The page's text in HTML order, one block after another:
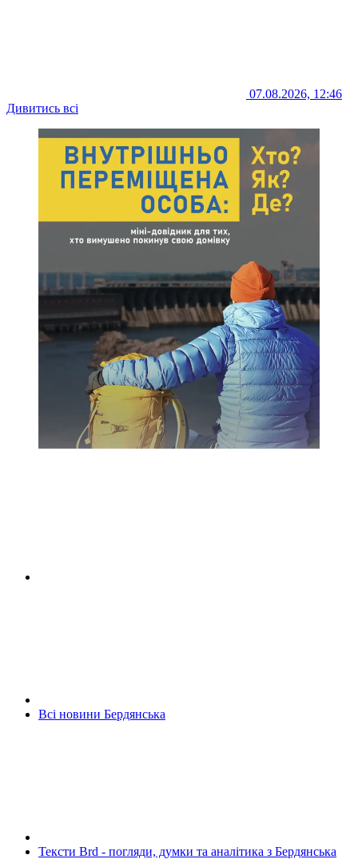
07.08.2026, 12:46
Дивитись всі
Всі новини Бердянська
Тексти Brd - погляди, думки та аналітика з Бердянська